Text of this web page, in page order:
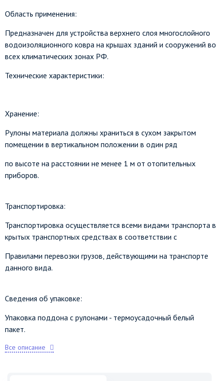
Область применения:
Предназначен для устройства верхнего слоя многослойного
водоизоляционного ковра на крышах зданий и сооружений во
всех климатических зонах РФ.
Технические характеристики:
Хранение:
Рулоны материала должны храниться в сухом закрытом
помещении в вертикальном положении в один ряд
по высоте на расстоянии не менее 1 м от отопительных
приборов.
Транспортировка:
Транспортировка осуществляется всеми видами транспорта в
крытых транспортных средствах в соответствии с
Правилами перевозки грузов, действующими на транспорте
данного вида.
Сведения об упаковке:
Упаковка поддона с рулонами - термоусадочный белый
пакет.
Все описание